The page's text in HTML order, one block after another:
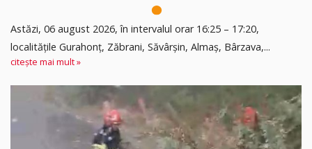
Astăzi, 06 august 2026, în intervalul orar 16:25 – 17:20,
localitățile Gurahonț, Zăbrani, Săvârșin, Almaș, Bârzava,...
citește mai mult »